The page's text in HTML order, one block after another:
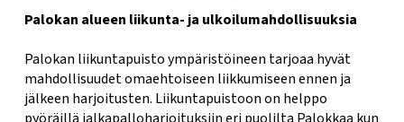
Palokan alueen liikunta- ja ulkoilumahdollisuuksia
Palokan liikuntapuisto ympäristöineen tarjoaa hyvät
mahdollisuudet omaehtoiseen liikkumiseen ennen ja
jälkeen harjoitusten. Liikuntapuistoon on helppo